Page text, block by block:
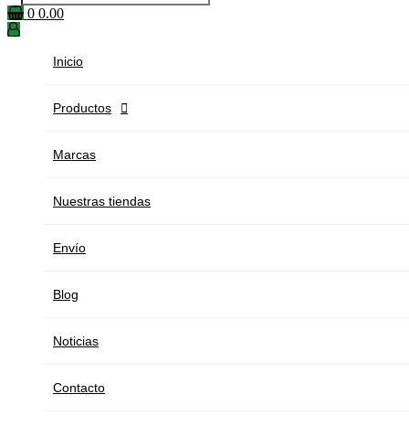
0 0.00
Inicio
Productos 
Marcas
Nuestras tiendas
Envío
Blog
Noticias
Contacto